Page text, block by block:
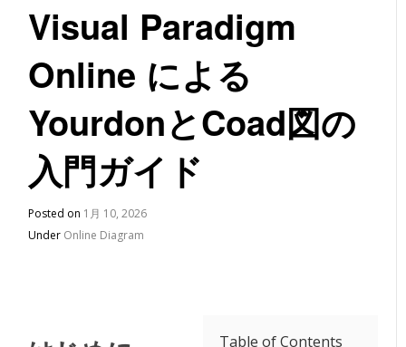
Visual Paradigm
Online による
YourdonとCoad図の
入門ガイド
Posted on 1月 10, 2026
Under Online Diagram
Table of Contents